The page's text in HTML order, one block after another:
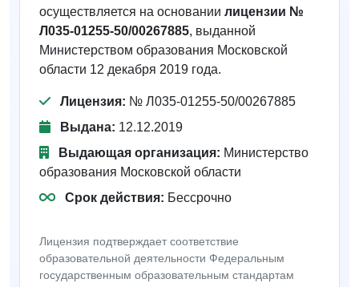
осуществляется на основании лицензии №
Л035-01255-50/00267885, выданной
Министерством образования Московской
области 12 декабря 2019 года.
Лицензия: № Л035-01255-50/00267885
Выдана: 12.12.2019
Выдающая организация: Министерство
образования Московской области
Срок действия: Бессрочно
Лицензия подтверждает соответствие
образовательной деятельности Федеральным
государственным образовательным стандартам